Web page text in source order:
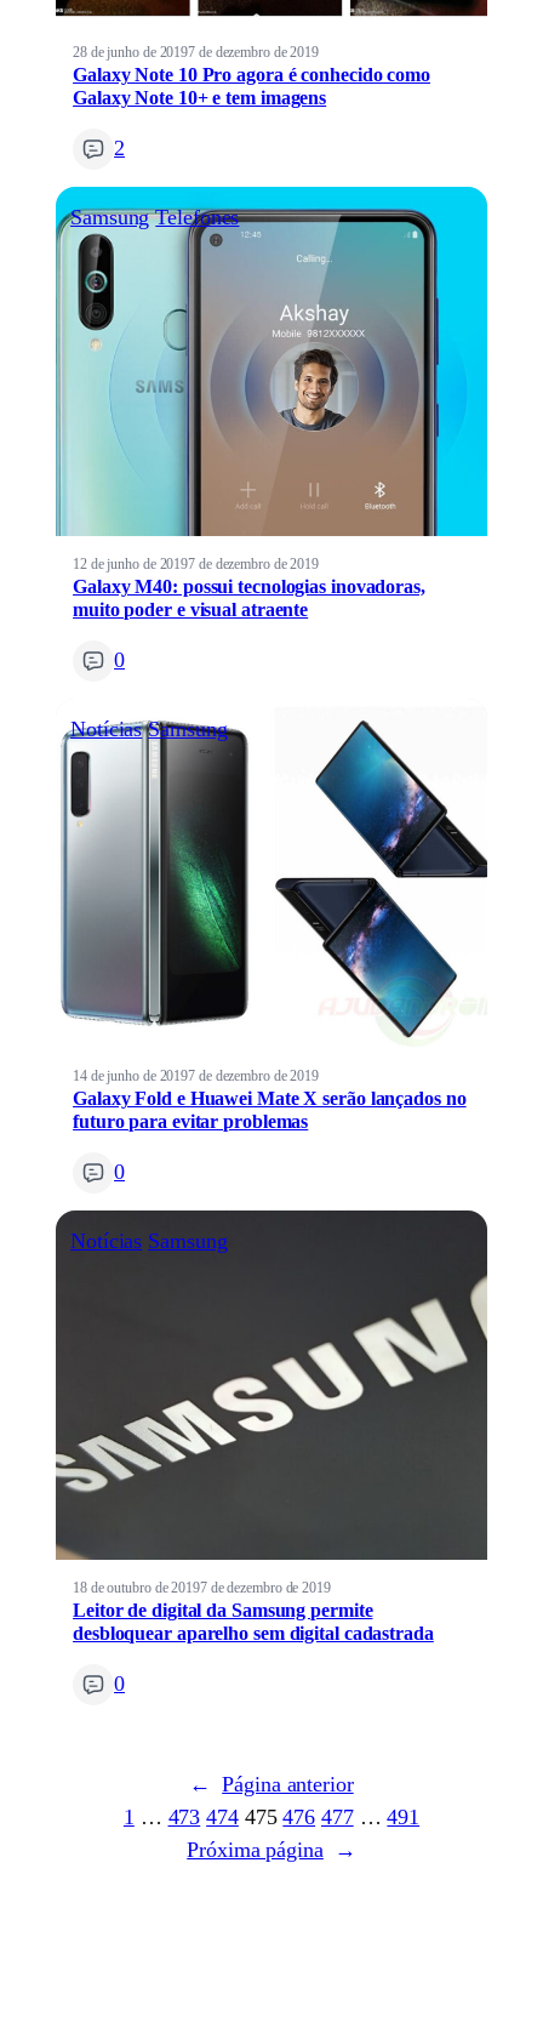
28 de junho de 20197 de dezembro de 2019
Galaxy Note 10 Pro agora é conhecido como
Galaxy Note 10+ e tem imagens
2
Samsung Telefones
12 de junho de 20197 de dezembro de 2019
Galaxy M40: possui tecnologias inovadoras,
muito poder e visual atraente
0
Notícias Samsung
14 de junho de 20197 de dezembro de 2019
Galaxy Fold e Huawei Mate X serão lançados no
futuro para evitar problemas
0
Notícias Samsung
18 de outubro de 20197 de dezembro de 2019
Leitor de digital da Samsung permite
desbloquear aparelho sem digital cadastrada
0
←
Página anterior
1 … 473 474 475 476 477 … 491
Próxima página
→